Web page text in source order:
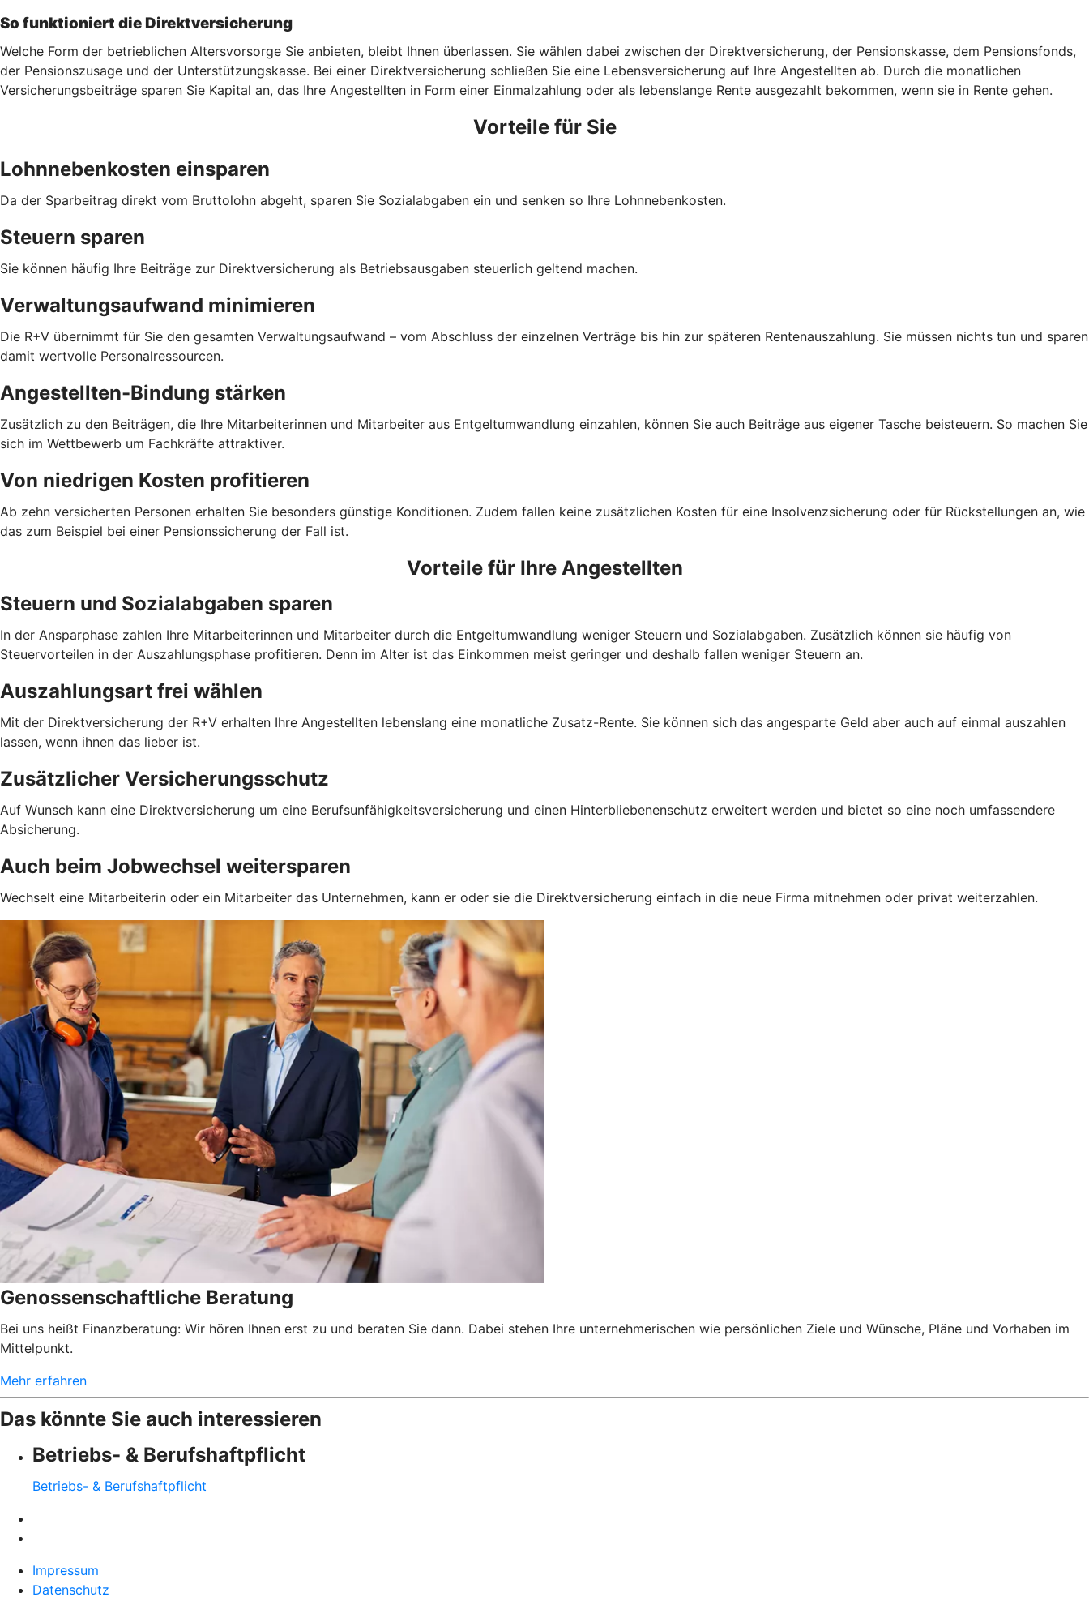
So funktioniert die Direktversicherung
Welche Form der betrieblichen Altersvorsorge Sie anbieten, bleibt Ihnen überlassen. Sie wählen dabei zwischen der Direktversicherung, der Pensionskasse, dem Pensionsfonds,
der Pensionszusage und der Unterstützungskasse. Bei einer Direktversicherung schließen Sie eine Lebensversicherung auf Ihre Angestellten ab. Durch die monatlichen
Versicherungsbeiträge sparen Sie Kapital an, das Ihre Angestellten in Form einer Einmalzahlung oder als lebenslange Rente ausgezahlt bekommen, wenn sie in Rente gehen.
Vorteile für Sie
Lohnnebenkosten einsparen
Da der Sparbeitrag direkt vom Bruttolohn abgeht, sparen Sie Sozialabgaben ein und senken so Ihre Lohnnebenkosten.
Steuern sparen
Sie können häufig Ihre Beiträge zur Direktversicherung als Betriebsausgaben steuerlich geltend machen.
Verwaltungsaufwand minimieren
Die R+V übernimmt für Sie den gesamten Verwaltungsaufwand – vom Abschluss der einzelnen Verträge bis hin zur späteren Rentenauszahlung. Sie müssen nichts tun und sparen
damit wertvolle Personalressourcen.
Angestellten-Bindung stärken
Zusätzlich zu den Beiträgen, die Ihre Mitarbeiterinnen und Mitarbeiter aus Entgeltumwandlung einzahlen, können Sie auch Beiträge aus eigener Tasche beisteuern. So machen Sie
sich im Wettbewerb um Fachkräfte attraktiver.
Von niedrigen Kosten profitieren
Ab zehn versicherten Personen erhalten Sie besonders günstige Konditionen. Zudem fallen keine zusätzlichen Kosten für eine Insolvenzsicherung oder für Rückstellungen an, wie
das zum Beispiel bei einer Pensionssicherung der Fall ist.
Vorteile für Ihre Angestellten
Steuern und Sozialabgaben sparen
In der Ansparphase zahlen Ihre Mitarbeiterinnen und Mitarbeiter durch die Entgeltumwandlung weniger Steuern und Sozialabgaben. Zusätzlich können sie häufig von
Steuervorteilen in der Auszahlungsphase profitieren. Denn im Alter ist das Einkommen meist geringer und deshalb fallen weniger Steuern an.
Auszahlungsart frei wählen
Mit der Direktversicherung der R+V erhalten Ihre Angestellten lebenslang eine monatliche Zusatz-Rente. Sie können sich das angesparte Geld aber auch auf einmal auszahlen
lassen, wenn ihnen das lieber ist.
Zusätzlicher Versicherungsschutz
Auf Wunsch kann eine Direktversicherung um eine Berufsunfähigkeitsversicherung und einen Hinterbliebenenschutz erweitert werden und bietet so eine noch umfassendere
Absicherung.
Auch beim Jobwechsel weitersparen
Wechselt eine Mitarbeiterin oder ein Mitarbeiter das Unternehmen, kann er oder sie die Direktversicherung einfach in die neue Firma mitnehmen oder privat weiterzahlen.
Genossenschaftliche Beratung
Bei uns heißt Finanzberatung: Wir hören Ihnen erst zu und beraten Sie dann. Dabei stehen Ihre unternehmerischen wie persönlichen Ziele und Wünsche, Pläne und Vorhaben im
Mittelpunkt.
Mehr erfahren
Das könnte Sie auch interessieren
Betriebs- & Berufshaftpflicht
Betriebs- & Berufshaftpflicht
Impressum
Datenschutz